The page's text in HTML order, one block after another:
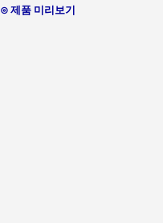
⊙ 제품 미리보기